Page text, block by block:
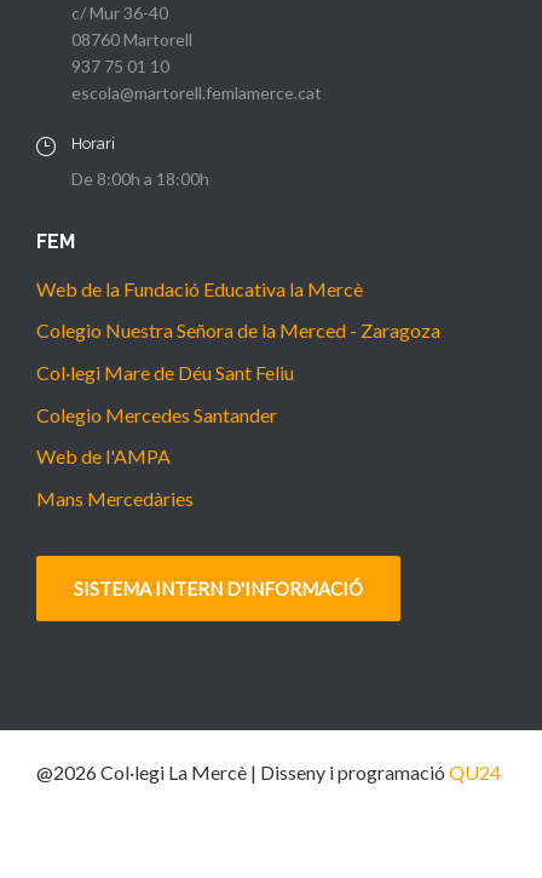
c/ Mur 36-40
08760 Martorell
937 75 01 10
escola@martorell.femlamerce.cat
Horari
De 8:00h a 18:00h
FEM
Web de la Fundació Educativa la Mercè
Colegio Nuestra Señora de la Merced - Zaragoza
Col·legi Mare de Déu Sant Feliu
Colegio Mercedes Santander
Web de l'AMPA
Mans Mercedàries
SISTEMA INTERN D'INFORMACIÓ
@2026 Col·legi La Mercè | Disseny i programació QU24